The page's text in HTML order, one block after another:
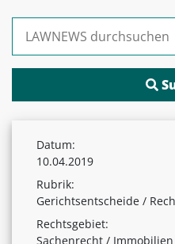
Datum:
10.04.2019
Rubrik:
Gerichtsentscheide /
Rechtsgebiet:
Sachenrecht / Immobilien